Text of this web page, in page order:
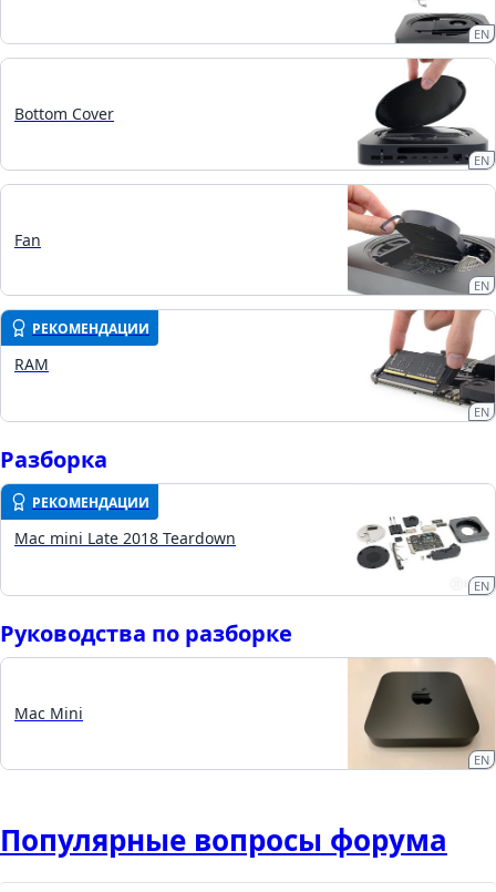
EN
Bottom Cover
EN
Fan
EN
РЕКОМЕНДАЦИИ
RAM
EN
Разборка
РЕКОМЕНДАЦИИ
Mac mini Late 2018 Teardown
EN
Руководства по разборке
Mac Mini
EN
Популярные вопросы форума